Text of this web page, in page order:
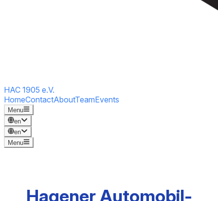
HAC 1905 e.V.
HomeContactAboutTeamEvents
Menu
en
en
Menu
Hagener Automobil-